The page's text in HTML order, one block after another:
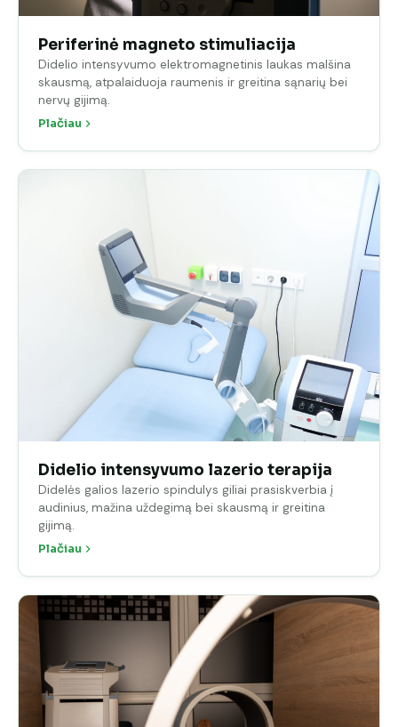
Periferinė magneto stimuliacija
Didelio intensyvumo elektromagnetinis laukas malšina
skausmą, atpalaiduoja raumenis ir greitina sąnarių bei
nervų gijimą.
Plačiau
Didelio intensyvumo lazerio terapija
Didelės galios lazerio spindulys giliai prasiskverbia į
audinius, mažina uždegimą bei skausmą ir greitina
gijimą.
Plačiau